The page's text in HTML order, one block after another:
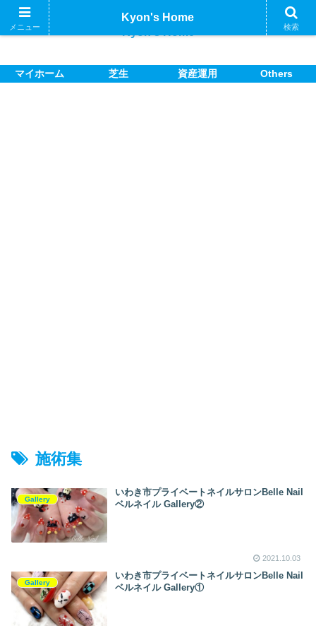
マイホーム 芝生 資産運用 Others
施術集
Gallery
いわき市プライベートネイルサロンBelle Nail
ベルネイル Gallery②
2021.10.03
Gallery
いわき市プライベートネイルサロンBelle Nail
ベルネイル Gallery①
メニュー
Kyon's Home
検索